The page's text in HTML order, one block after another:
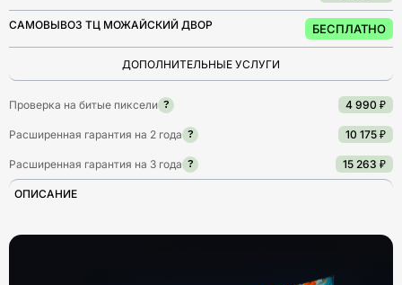
САМОВЫВОЗ ТЦ МОЖАЙСКИЙ ДВОР БЕСПЛАТНО
ДОПОЛНИТЕЛЬНЫЕ УСЛУГИ
Проверка на битые пиксели ? 4 990 ₽
Расширенная гарантия на 2 года ? 10 175 ₽
Расширенная гарантия на 3 года ? 15 263 ₽
ОПИСАНИЕ